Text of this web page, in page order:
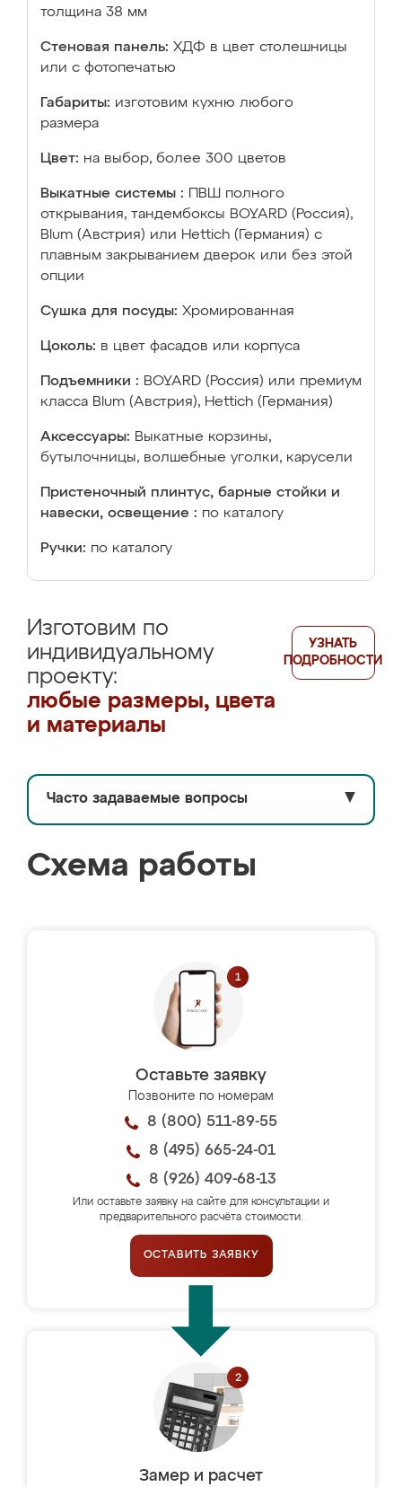
толщина 38 мм
Стеновая панель: ХДФ в цвет столешницы
или с фотопечатью
Габариты: изготовим кухню любого
размера
Цвет: на выбор, более 300 цветов
Выкатные системы :
ПВШ полного
открывания, тандембоксы BOYARD (Россия),
Blum (Австрия) или Hettich (Германия) с
плавным закрыванием дверок или без этой
опции
Сушка для посуды: Хромированная
Цоколь: в цвет фасадов или корпуса
Подъемники : BOYARD (Россия) или премиум
класса Blum (Австрия), Hettich (Германия)
Аксессуары: Выкатные корзины,
бутылочницы, волшебные уголки, карусели
Пристеночный плинтус, барные стойки и
навески, освещение : по каталогу
Ручки: по каталогу
Изготовим по
индивидуальному
проекту:
любые размеры, цвета
и материалы
УЗНАТЬ
ПОДРОБНОСТИ
Часто задаваемые вопросы ▼
Схема работы
Оставьте заявку
Позвоните по номерам
8 (800) 511-89-55
8 (495) 665-24-01
8 (926) 409-68-13
Или оставьте заявку на сайте для консультации и
предварительного расчёта стоимости.
ОСТАВИТЬ ЗАЯВКУ
Замер и расчет